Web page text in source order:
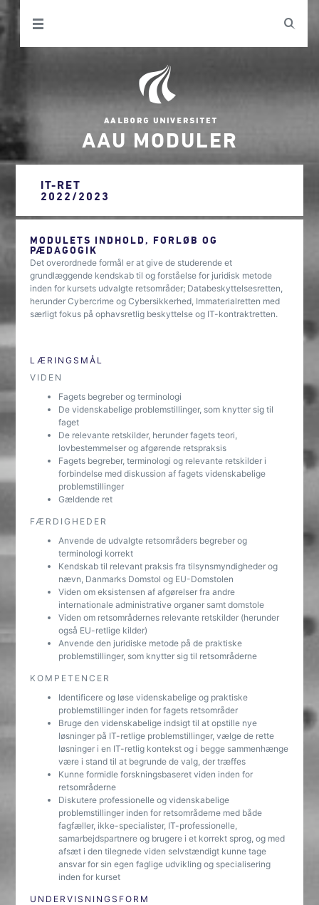
AAU MODULER
IT-RET
2022/2023
MODULETS INDHOLD, FORLØB OG
PÆDAGOGIK
Det overordnede formål er at give de studerende et
grundlæggende kendskab til og forståelse for juridisk metode
inden for kursets udvalgte retsområder; Databeskyttelsesretten,
herunder Cybercrime og Cybersikkerhed, Immaterialretten med
særligt fokus på ophavsretlig beskyttelse og IT-kontraktretten.
LÆRINGSMÅL
VIDEN
Fagets begreber og terminologi
De videnskabelige problemstillinger, som knytter sig til
faget
De relevante retskilder, herunder fagets teori,
lovbestemmelser og afgørende retspraksis
Fagets begreber, terminologi og relevante retskilder i
forbindelse med diskussion af fagets videnskabelige
problemstillinger
Gældende ret
FÆRDIGHEDER
Anvende de udvalgte retsområders begreber og
terminologi korrekt
Kendskab til relevant praksis fra tilsynsmyndigheder og
nævn, Danmarks Domstol og EU-Domstolen
Viden om eksistensen af afgørelser fra andre
internationale administrative organer samt domstole
Viden om retsområdernes relevante retskilder (herunder
også EU-retlige kilder)
Anvende den juridiske metode på de praktiske
problemstillinger, som knytter sig til retsområderne
KOMPETENCER
Identificere og løse videnskabelige og praktiske
problemstillinger inden for fagets retsområder
Bruge den videnskabelige indsigt til at opstille nye
løsninger på IT-retlige problemstillinger, vælge de rette
løsninger i en IT-retlig kontekst og i begge sammenhænge
være i stand til at begrunde de valg, der træffes
Kunne formidle forskningsbaseret viden inden for
retsområderne
Diskutere professionelle og videnskabelige
problemstillinger inden for retsområderne med både
fagfæller, ikke-specialister, IT-professionelle,
samarbejdspartnere og brugere i et korrekt sprog, og med
afsæt i den tilegnede viden selvstændigt kunne tage
ansvar for sin egen faglige udvikling og specialisering
inden for kurset
UNDERVISNINGSFORM